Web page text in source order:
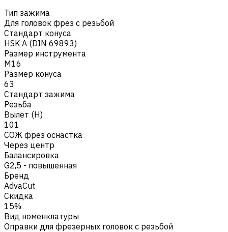
Тип зажима
Для головок фрез с резьбой
Стандарт конуса
HSK A (DIN 69893)
Размер инструмента
M16
Размер конуса
63
Стандарт зажима
Резьба
Вылет (H)
101
СОЖ фрез оснастка
Через центр
Балансировка
G2,5 - повышенная
Бренд
AdvaCut
Скидка
15%
Вид номенклатуры
Оправки для фрезерных головок с резьбой